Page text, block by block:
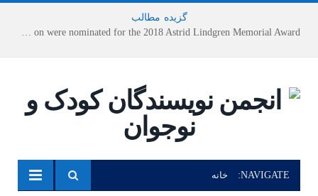
گزیده مطالب
NAVIGATE: خانه